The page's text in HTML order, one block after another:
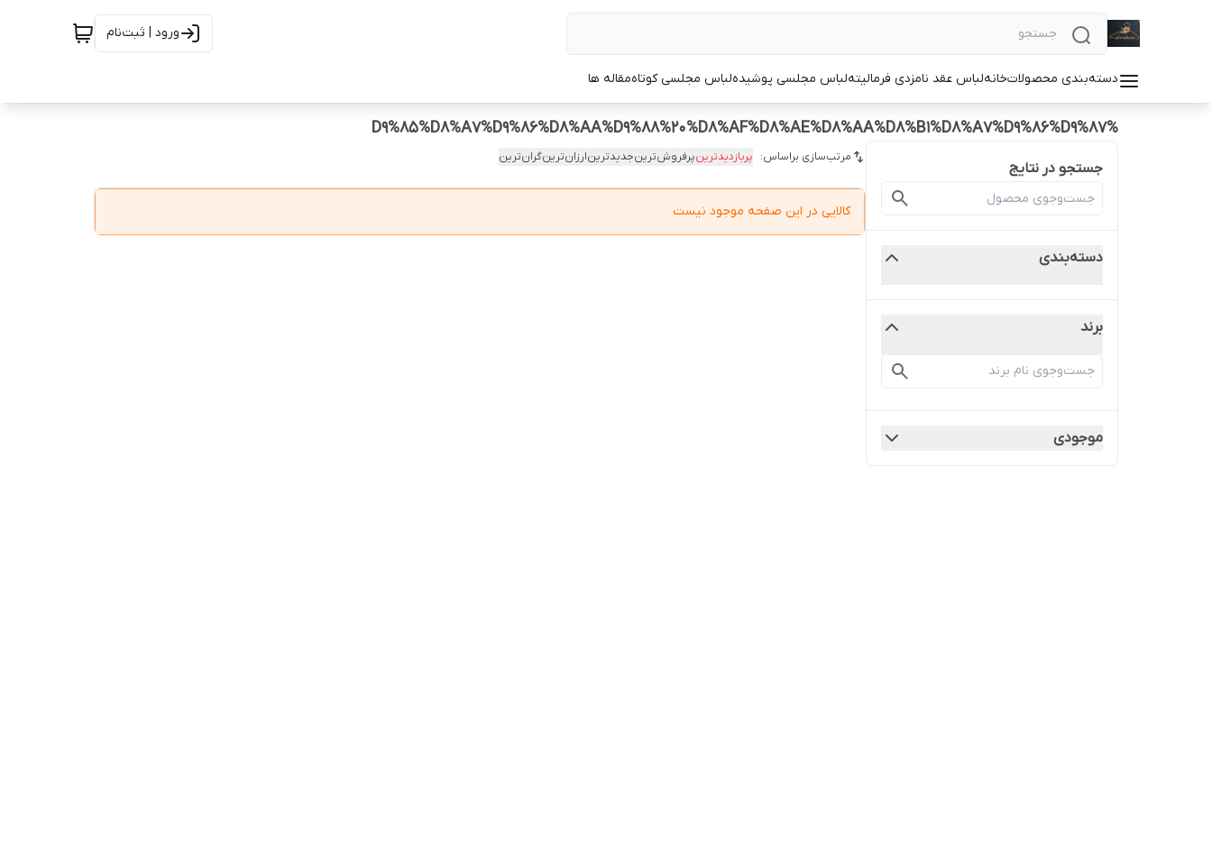
ورود | ثبت‌نام
دسته‌بندی محصولاتخانهلباس عقد نامزدی فرمالیتهلباس مجلسی پوشیدهلباس مجلسی کوتاهمقاله ها
%D9%85%D8%A7%D9%86%D8%AA%D9%88%20%D8%AF%D8%AE%D8%AA%D8%B1%D8%A7%D9%86%D9%87
جستجو در نتایج
دسته‌بندی
برند
موجودی
مرتب‌سازی براساس: پربازدیدترینپرفروش‌ترینجدیدترینارزان‌ترینگران‌ترین
کالایی در این صفحه موجود نیست